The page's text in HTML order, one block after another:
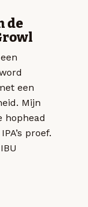
de
een
Mijn
hophead
proef.